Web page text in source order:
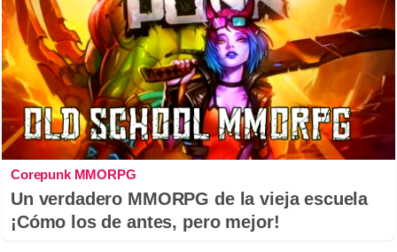
Corepunk MMORPG
Un verdadero MMORPG de la vieja escuela
¡Cómo los de antes, pero mejor!